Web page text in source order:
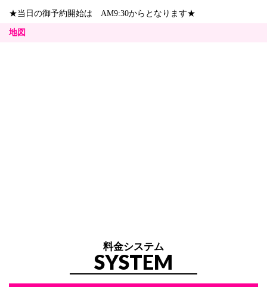
★当日の御予約開始は AM9:30からとなります★
地図
料金システム
SYSTEM